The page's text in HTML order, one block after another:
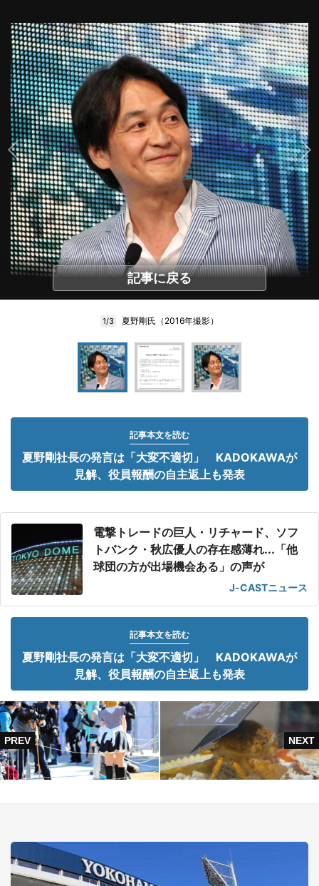
記事に戻る
1/3 夏野剛氏（2016年撮影）
記事本文を読む
夏野剛社長の発言は「大変不適切」 KADOKAWAが
見解、役員報酬の自主返上も発表
電撃トレードの巨人・リチャード、ソフ
トバンク・秋広優人の存在感薄れ...「他
球団の方が出場機会ある」の声が
J-CASTニュース
記事本文を読む
夏野剛社長の発言は「大変不適切」 KADOKAWAが
見解、役員報酬の自主返上も発表